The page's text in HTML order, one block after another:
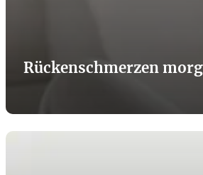
Rückenschmerzen